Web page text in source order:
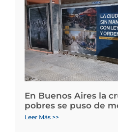
En Buenos Aires la
pobres se puso de
Leer Más >>